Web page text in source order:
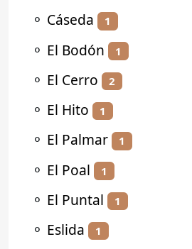
⚬ Cáseda 1
⚬ El Bodón 1
⚬ El Cerro 2
⚬ El Hito 1
⚬ El Palmar 1
⚬ El Poal 1
⚬ El Puntal 1
⚬ Eslida 1